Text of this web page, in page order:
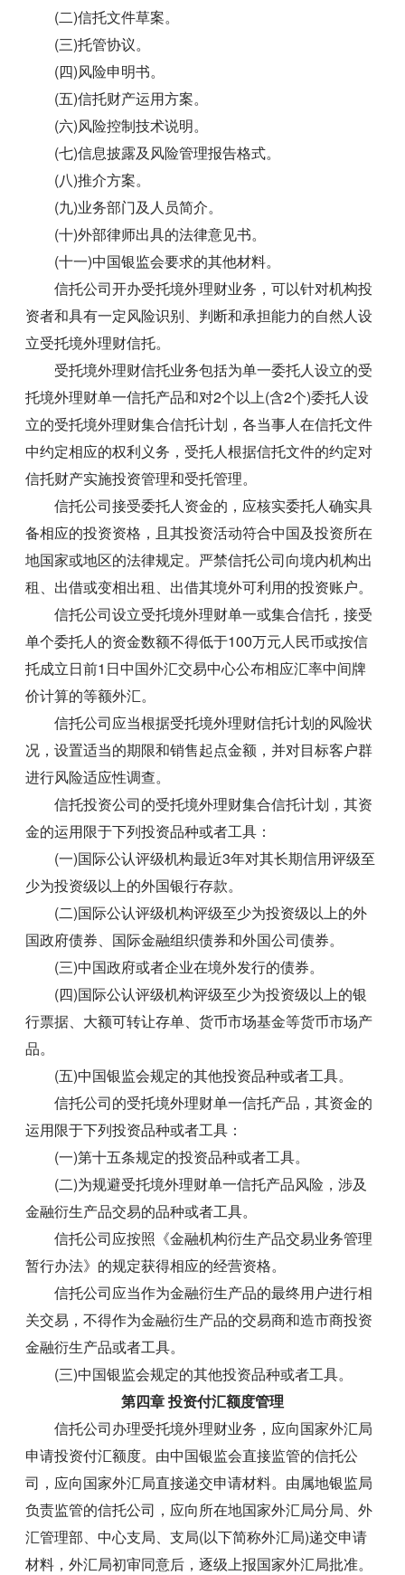
(二)信托文件草案。
(三)托管协议。
(四)风险申明书。
(五)信托财产运用方案。
(六)风险控制技术说明。
(七)信息披露及风险管理报告格式。
(八)推介方案。
(九)业务部门及人员简介。
(十)外部律师出具的法律意见书。
(十一)中国银监会要求的其他材料。
信托公司开办受托境外理财业务，可以针对机构投
资者和具有一定风险识别、判断和承担能力的自然人设
立受托境外理财信托。
受托境外理财信托业务包括为单一委托人设立的受
托境外理财单一信托产品和对2个以上(含2个)委托人设
立的受托境外理财集合信托计划，各当事人在信托文件
中约定相应的权利义务，受托人根据信托文件的约定对
信托财产实施投资管理和受托管理。
信托公司接受委托人资金的，应核实委托人确实具
备相应的投资资格，且其投资活动符合中国及投资所在
地国家或地区的法律规定。严禁信托公司向境内机构出
租、出借或变相出租、出借其境外可利用的投资账户。
信托公司设立受托境外理财单一或集合信托，接受
单个委托人的资金数额不得低于100万元人民币或按信
托成立日前1日中国外汇交易中心公布相应汇率中间牌
价计算的等额外汇。
信托公司应当根据受托境外理财信托计划的风险状
况，设置适当的期限和销售起点金额，并对目标客户群
进行风险适应性调查。
信托投资公司的受托境外理财集合信托计划，其资
金的运用限于下列投资品种或者工具：
(一)国际公认评级机构最近3年对其长期信用评级至
少为投资级以上的外国银行存款。
(二)国际公认评级机构评级至少为投资级以上的外
国政府债券、国际金融组织债券和外国公司债券。
(三)中国政府或者企业在境外发行的债券。
(四)国际公认评级机构评级至少为投资级以上的银
行票据、大额可转让存单、货币市场基金等货币市场产
品。
(五)中国银监会规定的其他投资品种或者工具。
信托公司的受托境外理财单一信托产品，其资金的
运用限于下列投资品种或者工具：
(一)第十五条规定的投资品种或者工具。
(二)为规避受托境外理财单一信托产品风险，涉及
金融衍生产品交易的品种或者工具。
信托公司应按照《金融机构衍生产品交易业务管理
暂行办法》的规定获得相应的经营资格。
信托公司应当作为金融衍生产品的最终用户进行相
关交易，不得作为金融衍生产品的交易商和造市商投资
金融衍生产品或者工具。
(三)中国银监会规定的其他投资品种或者工具。
第四章 投资付汇额度管理
信托公司办理受托境外理财业务，应向国家外汇局
申请投资付汇额度。由中国银监会直接监管的信托公
司，应向国家外汇局直接递交申请材料。由属地银监局
负责监管的信托公司，应向所在地国家外汇局分局、外
汇管理部、中心支局、支局(以下简称外汇局)递交申请
材料，外汇局初审同意后，逐级上报国家外汇局批准。